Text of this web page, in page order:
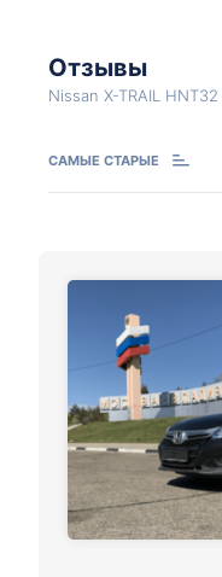
Отзывы
Nissan X-TRAIL HNT32
САМЫЕ СТАРЫЕ